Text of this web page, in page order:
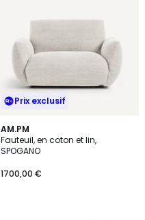
Prix exclusif
AM.PM
Fauteuil, en coton et lin,
SPOGANO
1700,00 €
3
Couleurs